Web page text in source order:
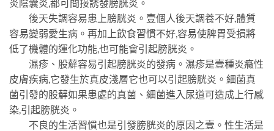
炎陰囊炎,都可間接誘發膀胱炎。
後天失調容易患上膀胱炎。壹個人後天調養不好,體質
容易變弱愛生病。再加上飲食習慣不好,容易使脾胃受損將
低了機體的運化功能,也可能會引起膀胱炎。
濕疹、股蘚容易引起膀胱炎的發病。濕疹是壹種炎癥性
皮膚疾病,它發生於真皮淺層它也可以引起膀胱炎。細菌真
菌引發的股蘚如果患處的真菌、細菌進入尿道可造成上行感
染,引起膀胱炎。
不良的生活習慣也是引發膀胱炎的原因之壹。性生活是